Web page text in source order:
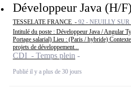
Développeur Java (H/F)
TESSELATE FRANCE - 92 - NEUILLY SUR
Intitulé du poste : Développeur Java / Angular
Portage salarial) Lieu : (Paris / hybride)
projets de développement...
CDI - Temps plein
Publié il y a plus de 30 jours